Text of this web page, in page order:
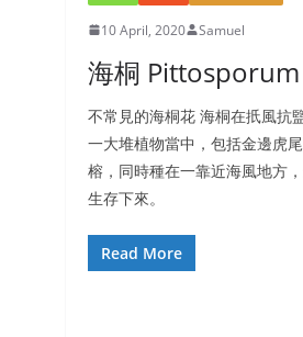
10 April, 2020 Samuel
海桐
不常見的海桐花 海桐在扺風抗
一大堆植物當中，包括金邊虎
榕，同時種在一靠近海風地方
生存下來。
Read More